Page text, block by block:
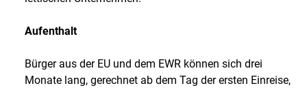
Aufenthalt
Bürger aus der EU und dem EWR können sich drei
Monate lang, gerechnet ab dem Tag der ersten Einreise,